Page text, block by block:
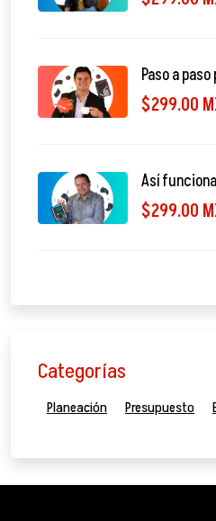
Paso a
$299.00
Así
$299.00
Categorías
Planeación Presupuesto